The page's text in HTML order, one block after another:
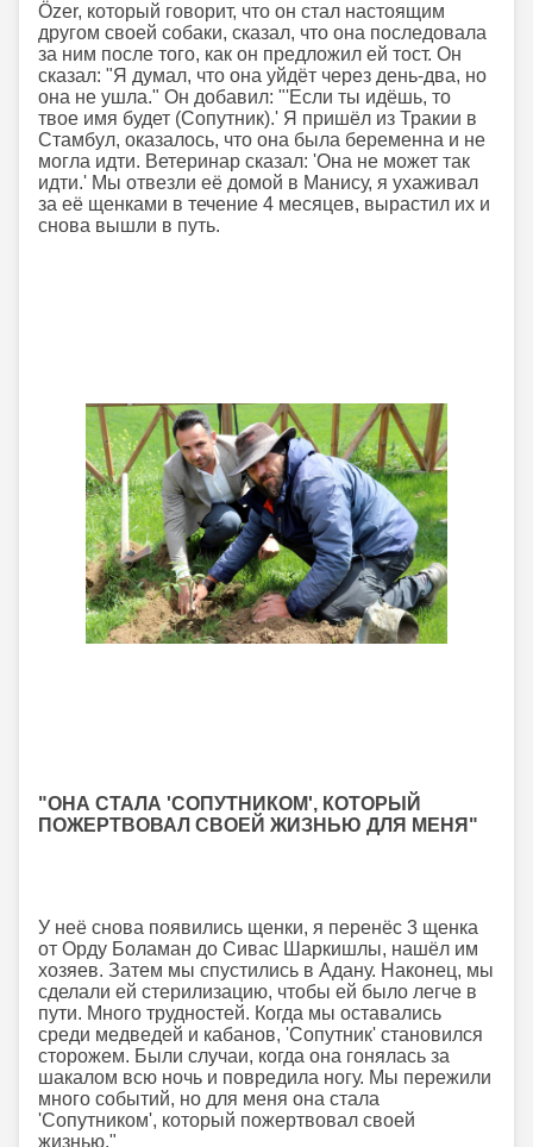
Özer, который говорит, что он стал настоящим
другом своей собаки, сказал, что она последовала
за ним после того, как он предложил ей тост. Он
сказал: "Я думал, что она уйдёт через день-два, но
она не ушла." Он добавил: "'Если ты идёшь, то
твое имя будет (Сопутник).' Я пришёл из Тракии в
Стамбул, оказалось, что она была беременна и не
могла идти. Ветеринар сказал: 'Она не может так
идти.' Мы отвезли её домой в Манису, я ухаживал
за её щенками в течение 4 месяцев, вырастил их и
снова вышли в путь.
"ОНА СТАЛА 'СОПУТНИКОМ', КОТОРЫЙ
ПОЖЕРТВОВАЛ СВОЕЙ ЖИЗНЬЮ ДЛЯ МЕНЯ"
У неё снова появились щенки, я перенёс 3 щенка
от Орду Боламан до Сивас Шаркишлы, нашёл им
хозяев. Затем мы спустились в Адану. Наконец, мы
сделали ей стерилизацию, чтобы ей было легче в
пути. Много трудностей. Когда мы оставались
среди медведей и кабанов, 'Сопутник' становился
сторожем. Были случаи, когда она гонялась за
шакалом всю ночь и повредила ногу. Мы пережили
много событий, но для меня она стала
'Сопутником', который пожертвовал своей
жизнью."